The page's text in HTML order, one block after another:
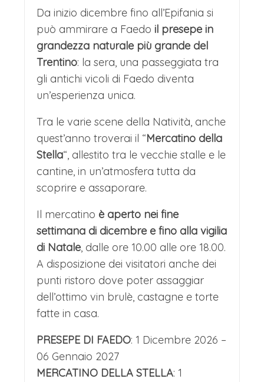
Da inizio dicembre fino all’Epifania si
può ammirare a Faedo il presepe in
grandezza naturale più grande del
Trentino: la sera, una passeggiata tra
gli antichi vicoli di Faedo diventa
un’esperienza unica.
Tra le varie scene della Natività, anche
quest’anno troverai il “Mercatino della
Stella“, allestito tra le vecchie stalle e le
cantine, in un’atmosfera tutta da
scoprire e assaporare.
Il mercatino è aperto nei fine
settimana di dicembre e fino alla vigilia
di Natale, dalle ore 10.00 alle ore 18.00.
A disposizione dei visitatori anche dei
punti ristoro dove poter assaggiar
dell’ottimo vin brulè, castagne e torte
fatte in casa.
PRESEPE DI FAEDO: 1 Dicembre 2026 –
06 Gennaio 2027
MERCATINO DELLA STELLA: 1